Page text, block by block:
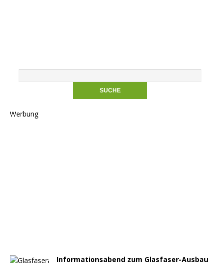
Werbung
Informationsabend zum Glasfaser-Ausbau